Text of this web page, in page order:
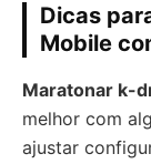
Dicas
Mobile
Maratonar k-
melhor com
ajustar